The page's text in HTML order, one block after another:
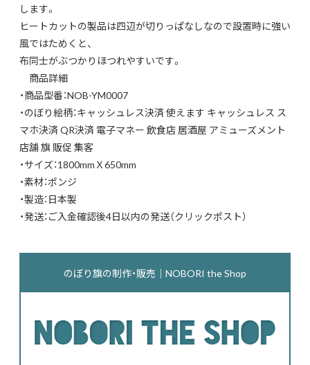
します。
ヒートカットの製品は四辺が切りっぱなしなので設置時に強い
風ではためくと、
布同士がぶつかりほつれやすいです。
商品詳細
・商品型番：NOB-YM0007
・のぼり絵柄：キャッシュレス決済 使えます キャッシュレス ス
マホ決済 QR決済 電子マネー 飲食店 居酒屋 アミューズメント
店舗 旗 販促 集客
・サイズ：1800mmＸ650mm
・素材：ポンジ
・製造：日本製
・発送：ご入金確認後4日以内の発送（クリックポスト）
のぼり旗の制作・販売｜NOBORI the Shop